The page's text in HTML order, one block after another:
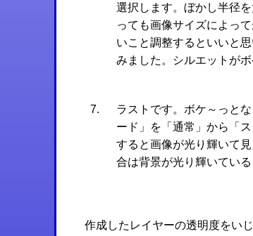
選択します。ぼかし半径
っても画像サイズによっ
いこと調整するといいと
みました。シルエットが
ラストです。ボケ～っと
ード」を「通常」から「
すると画像が光り輝いて
合は背景が光り輝いている
作成したレイヤーの透明度をい